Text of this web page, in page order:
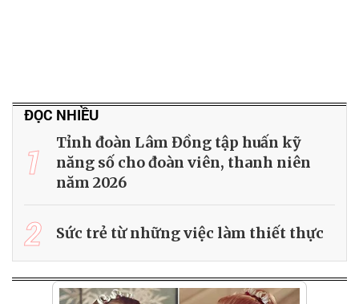
ĐỌC NHIỀU
1
Tỉnh đoàn Lâm Đồng tập huấn kỹ
năng số cho đoàn viên, thanh niên
năm 2026
2 Sức trẻ từ những việc làm thiết thực